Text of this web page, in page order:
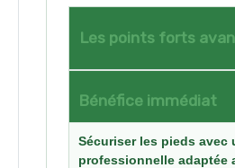
Les points forts
Bénéfice immédiat
Sécuriser les pieds avec
professionnelle adaptée